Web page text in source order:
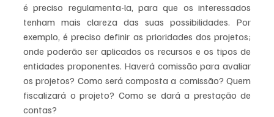
é preciso regulamenta-la, para que os interessados
tenham mais clareza das suas possibilidades. Por
exemplo, é preciso definir as prioridades dos projetos;
onde poderão ser aplicados os recursos e os tipos de
entidades proponentes. Haverá comissão para avaliar
os projetos? Como será composta a comissão? Quem
fiscalizará o projeto? Como se dará a prestação de
contas?